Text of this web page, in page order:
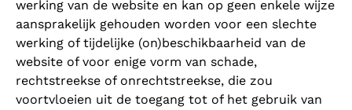
werking van de website en kan op geen enkele wijze
aansprakelijk gehouden worden voor een slechte
werking of tijdelijke (on)beschikbaarheid van de
website of voor enige vorm van schade,
rechtstreekse of onrechtstreekse, die zou
voortvloeien uit de toegang tot of het gebruik van